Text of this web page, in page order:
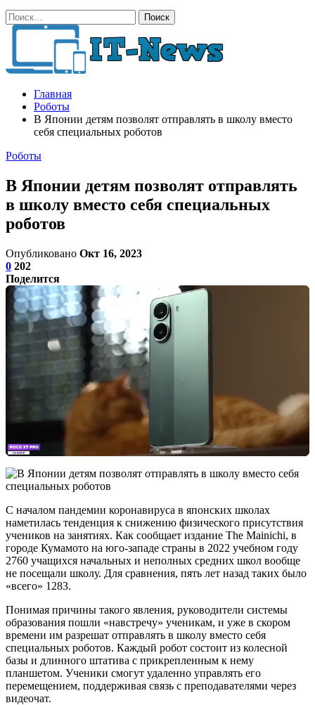
Главная
Роботы
В Японии детям позволят отправлять в школу вместо
себя специальных роботов
Роботы
В Японии детям позволят отправлять
в школу вместо себя специальных
роботов
Опубликовано Окт 16, 2023
0 202
Поделится
С началом пандемии коронавируса в японских школах
наметилась тенденция к снижению физического присутствия
учеников на занятиях. Как сообщает издание The Mainichi, в
городе Кумамото на юго-западе страны в 2022 учебном году
2760 учащихся начальных и неполных средних школ вообще
не посещали школу. Для сравнения, пять лет назад таких было
«всего» 1283.
Понимая причины такого явления, руководители системы
образования пошли «навстречу» ученикам, и уже в скором
времени им разрешат отправлять в школу вместо себя
специальных роботов. Каждый робот состоит из колесной
базы и длинного штатива с прикрепленным к нему
планшетом. Ученики смогут удаленно управлять его
перемещением, поддерживая связь с преподавателями через
видеочат.